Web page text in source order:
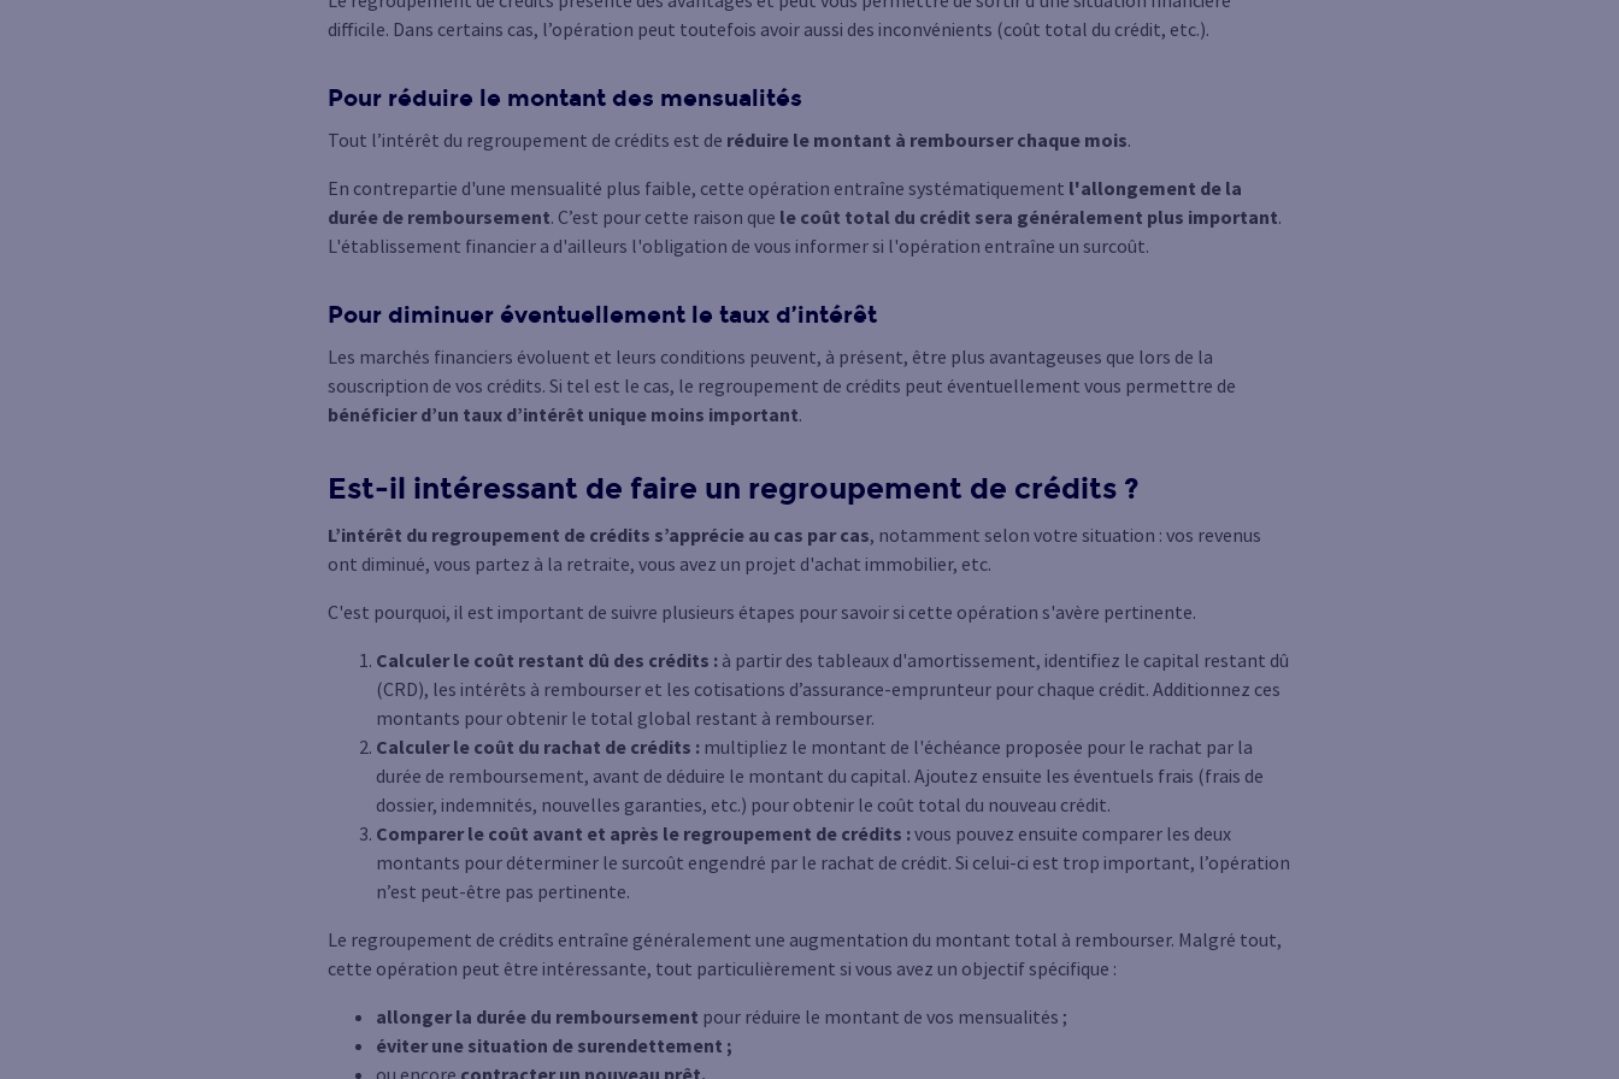
difficile. Dans certains cas, l’opération peut toutefois avoir aussi des inconvénients (coût total du crédit, etc.).
Pour réduire le montant des mensualités
Tout l’intérêt du regroupement de crédits est de réduire le montant à rembourser chaque mois.
En contrepartie d'une mensualité plus faible, cette opération entraîne systématiquement l'allongement de la
durée de remboursement. C’est pour cette raison que le coût total du crédit sera généralement plus important.
L'établissement financier a d'ailleurs l'obligation de vous informer si l'opération entraîne un surcoût.
Pour diminuer éventuellement le taux d’intérêt
Les marchés financiers évoluent et leurs conditions peuvent, à présent, être plus avantageuses que lors de la
souscription de vos crédits. Si tel est le cas, le regroupement de crédits peut éventuellement vous permettre de
bénéficier d’un taux d’intérêt unique moins important.
Est-il intéressant de faire un regroupement de crédits ?
L’intérêt du regroupement de crédits s’apprécie au cas par cas, notamment selon votre situation : vos revenus
ont diminué, vous partez à la retraite, vous avez un projet d'achat immobilier, etc.
C'est pourquoi, il est important de suivre plusieurs étapes pour savoir si cette opération s'avère pertinente.
Calculer le coût restant dû des crédits : à partir des tableaux d'amortissement, identifiez le capital restant dû
(CRD), les intérêts à rembourser et les cotisations d’assurance-emprunteur pour chaque crédit. Additionnez ces
montants pour obtenir le total global restant à rembourser.
Calculer le coût du rachat de crédits : multipliez le montant de l'échéance proposée pour le rachat par la
durée de remboursement, avant de déduire le montant du capital. Ajoutez ensuite les éventuels frais (frais de
dossier, indemnités, nouvelles garanties, etc.) pour obtenir le coût total du nouveau crédit.
Comparer le coût avant et après le regroupement de crédits :vous pouvez ensuite comparer les deux
montants pour déterminer le surcoût engendré par le rachat de crédit. Si celui-ci est trop important, l’opération
n’est peut-être pas pertinente.
Le regroupement de crédits entraîne généralement une augmentation du montant total à rembourser. Malgré tout,
cette opération peut être intéressante, tout particulièrement si vous avez un objectif spécifique :
allonger la durée du remboursement pour réduire le montant de vos mensualités ;
éviter une situation de surendettement ;
ou encore contracter un nouveau prêt.